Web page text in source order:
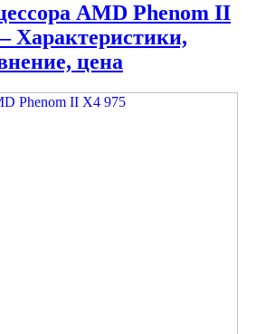
AMD Phenom II
Характеристики,
цена